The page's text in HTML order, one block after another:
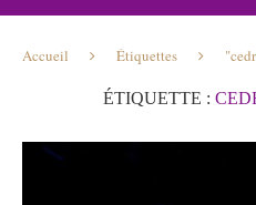
Accueil Étiquettes
ÉTIQUETTE :